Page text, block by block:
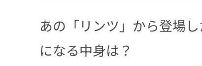
あの「リンツ」から登場
になる中身は？